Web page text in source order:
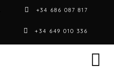
+34 686 087 817
+34 649 010 336